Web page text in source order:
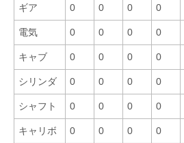
ギア 0 0 0 0
電気 0 0 0 0
キャブ 0 0 0 0
シリンダ 0 0 0 0
シャフト 0 0 0 0
キャリボ 0 0 0 0